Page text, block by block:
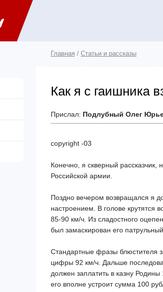
Главная / Статьи и рассказы
Как я с гаишника
Прислал: Подлубный Олег
copyright -03
Конечно, я скверный
Российской армии.
Поздно вечером возвращался я
настроением. В голове крутятся
85-90 км/ч. Из сладостного
был замаскирован его
Стандартные фразы блюстителя
цифры 92 км/ч. Дальше
должен заплатить в казну
его вполне устроит сумма 100